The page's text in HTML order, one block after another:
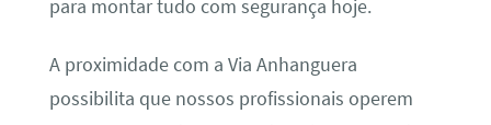
para montar tudo com segurança hoje.
A proximidade com a Via Anhanguera
possibilita que nossos profissionais operem